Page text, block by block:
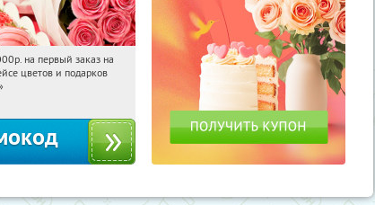
Получили:
на первый заказ на
цветов и подарков